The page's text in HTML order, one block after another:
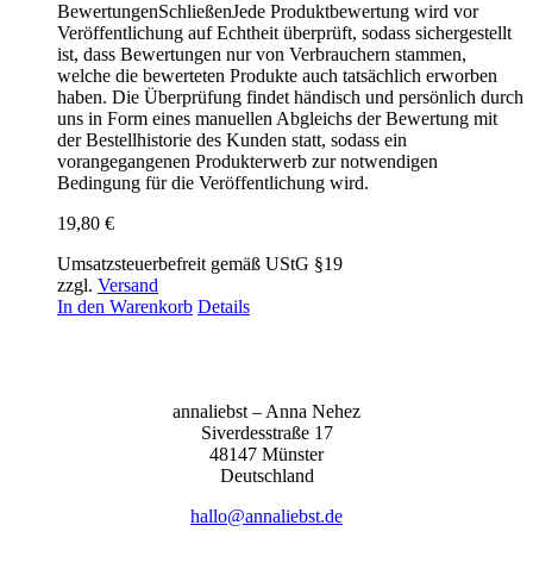
BewertungenSchließenJede Produktbewertung wird vor
Veröffentlichung auf Echtheit überprüft, sodass sichergestellt
ist, dass Bewertungen nur von Verbrauchern stammen,
welche die bewerteten Produkte auch tatsächlich erworben
haben. Die Überprüfung findet händisch und persönlich durch
uns in Form eines manuellen Abgleichs der Bewertung mit
der Bestellhistorie des Kunden statt, sodass ein
vorangegangenen Produkterwerb zur notwendigen
Bedingung für die Veröffentlichung wird.
19,80 €
Umsatzsteuerbefreit gemäß UStG §19
zzgl. Versand
In den Warenkorb Details
anna­liebst – Anna Nehez
Sive­r­des­stra­ße 17
48147 Müns­ter
Deutsch­land
hallo@annaliebst.de